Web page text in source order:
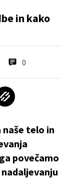
in kako
0
telo in
povečamo